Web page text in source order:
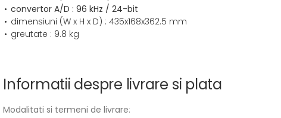
convertor A/D : 96 kHz / 24-bit
dimensiuni (W x H x D) : 435x168x362.5 mm
greutate : 9.8 kg
Informatii despre livrare si plata
Modalitati si termeni de livrare: